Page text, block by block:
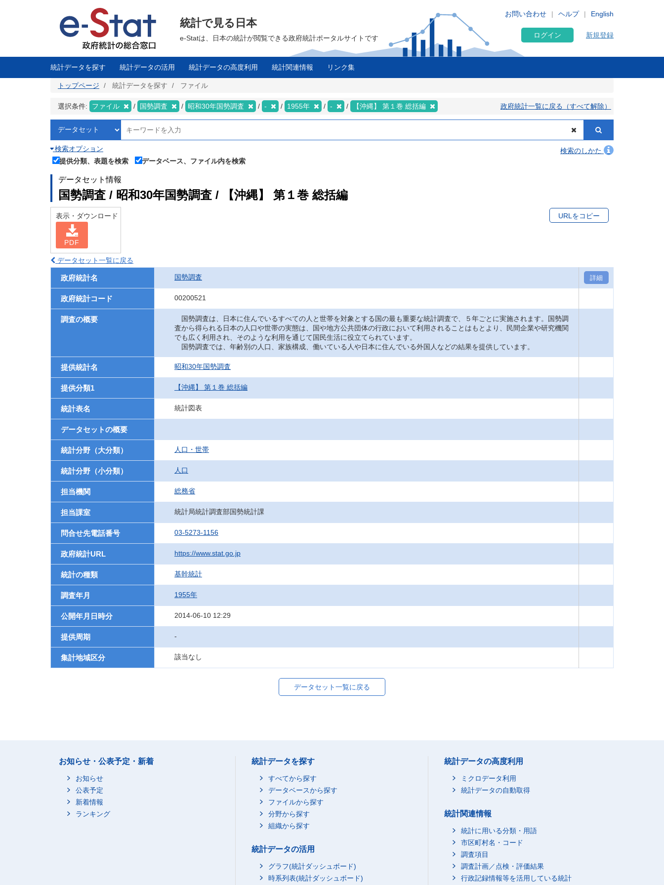
に
English
お問い合わせ ヘルプ
統計で見る日本
e-Statは、日本の統計が閲覧できる政府統計ポータルサイトです ログイン 新規登録
統計データを探す 統計データの活用 統計データの高度利用 統計関連情報 リンク集
トップページ 統計データを探す ファイル
選択条件: ファイル 国勢調査 昭和30年国勢調査 - 1955年 - 【沖縄】 第１巻 総括編 政府統計一覧に戻る（すべて解除）
検索オプション
検索のしかた
提供分類、表題を検索
データベース、ファイル内を検索
データセット情報
国勢調査 / 昭和30年国勢調査 / 【沖縄】 第１巻 総括編
表示・ダウンロード
PDF
URLをコピー
データセット一覧に戻る
政府統計名 国勢調査 詳細
政府統計コード 00200521
調査の概要
国勢調査は、日本に住んでいるすべての人と世帯を対象とする国の最も重要な統計調査で、５年ごとに実施されます。国勢調
査から得られる日本の人口や世帯の実態は、国や地方公共団体の行政において利用されることはもとより、民間企業や研究機関
でも広く利用され、そのような利用を通じて国民生活に役立てられています。
国勢調査では、年齢別の人口、家族構成、働いている人や日本に住んでいる外国人などの結果を提供しています。
提供統計名 昭和30年国勢調査
提供分類1 【沖縄】 第１巻 総括編
統計表名 統計図表
データセットの概要
統計分野（大分類） 人口・世帯
統計分野（小分類） 人口
担当機関 総務省
担当課室 統計局統計調査部国勢統計課
問合せ先電話番号 03-5273-1156
政府統計URL https://www.stat.go.jp
統計の種類 基幹統計
調査年月 1955年
公開年月日時分 2014-06-10 12:29
提供周期 -
集計地域区分 該当なし
データセット一覧に戻る
お知らせ・公表予定・新着
お知らせ
公表予定
新着情報
ランキング
統計データを探す
すべてから探す
データベースから探す
ファイルから探す
分野から探す
組織から探す
統計データの活用
グラフ(統計ダッシュボード)
時系列表(統計ダッシュボード)
統計データの高度利用
ミクロデータ利用
統計データの自動取得
統計関連情報
統計に用いる分類・用語
市区町村名・コード
調査項目
調査計画／点検・評価結果
行政記録情報等を活用している統計